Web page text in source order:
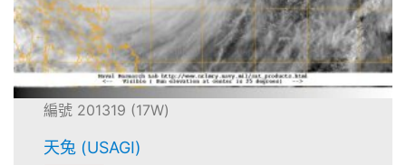
編號 201319 (17W)
天兔 (USAGI)